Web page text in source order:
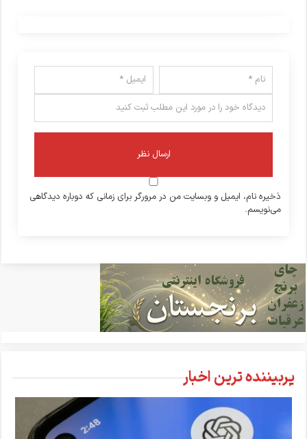
ذخیره نام، ایمیل و وبسایت من در مرورگر برای زمانی که دوباره دیدگاهی
می‌نویسم.
پربیننده ترین اخبار